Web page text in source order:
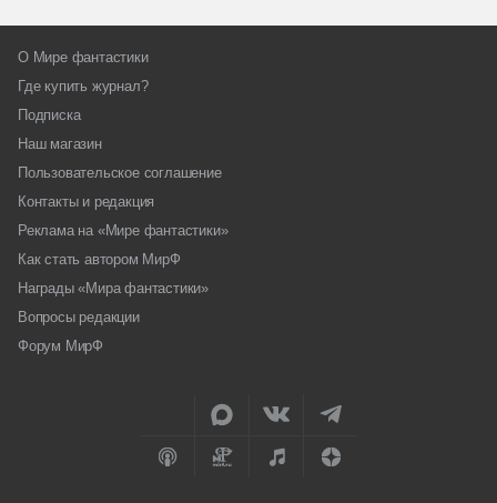
О Мире фантастики
Где купить журнал?
Подписка
Наш магазин
Пользовательское соглашение
Контакты и редакция
Реклама на «Мире фантастики»
Как стать автором МирФ
Награды «Мира фантастики»
Вопросы редакции
Форум МирФ